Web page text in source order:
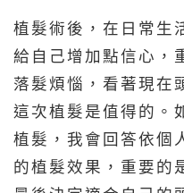
植髮術後，在日常生
給自己增加點信心，
落髮煩惱，看著現在
這次植髮是值得的。
植髮，我會回答依個
的植髮效果，重要的